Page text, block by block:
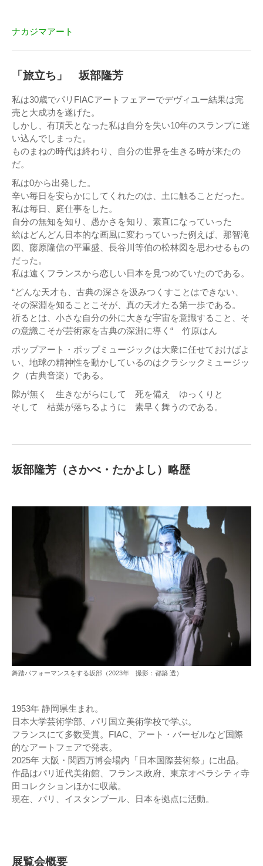
ナカジマアート
「旅立ち」 坂部隆芳
私は30歳でパリFIACアートフェアーでデヴィユー結果は完
売と大成功を遂げた。
しかし、有頂天となった私は自分を失い10年のスランプに迷
い込んでしまった。
ものまねの時代は終わり、自分の世界を生きる時が来たの
だ。
私は0から出発した。
辛い毎日を安らかにしてくれたのは、土に触ることだった。
私は毎日、庭仕事をした。
自分の無知を知り、愚かさを知り、素直になっていった
絵はどんどん日本的な画風に変わっていった例えば、那智滝
図、藤原隆信の平重盛、長谷川等伯の松林図を思わせるもの
だった。
私は遠くフランスから恋しい日本を見つめていたのである。
“どんな天才も、古典の深さを汲みつくすことはできない、
その深淵を知ることこそが、真の天才たる第一歩である。
祈るとは、小さな自分の外に大きな宇宙を意識すること、そ
の意識こそが芸術家を古典の深淵に導く“ 竹原はん
ポップアート・ポップミュージックは大衆に任せておけばよ
い、地球の精神性を動かしているのはクラシックミュージッ
ク（古典音楽）である。
隙が無く 生きながらにして 死を備え ゆっくりと
そして 枯葉が落ちるように 素早く舞うのである。
坂部隆芳（さかべ・たかよし）略歴
舞踏パフォーマンスをする坂部（2023年 撮影：都築 透）
1953年 静岡県生まれ。
日本大学芸術学部、パリ国立美術学校で学ぶ。
フランスにて多数受賞。FIAC、アート・バーゼルなど国際
的なアートフェアで発表。
2025年 大阪・関西万博会場内「日本国際芸術祭」に出品。
作品はパリ近代美術館、フランス政府、東京オペラシティ寺
田コレクションほかに収蔵。
現在、パリ、イスタンブール、日本を拠点に活動。
展覧会概要